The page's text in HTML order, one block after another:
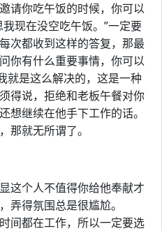
请你吃午饭的时候，你可以
现在没空吃午饭。”一定要
次都收到这样的答复，那最
你有什么重要事情，你可以
就是这么解决的，这是一种
得说，拒绝和老板午餐对你
想继续在他手下工作的话。
那就无所谓了。
这个人不值得你给他奉献才
弄得氛围总是很尴尬。
间都在工作，所以一定要选